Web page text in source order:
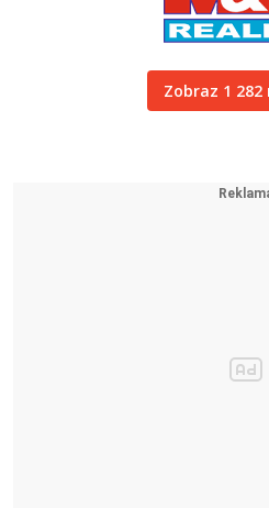
Zobraz 1